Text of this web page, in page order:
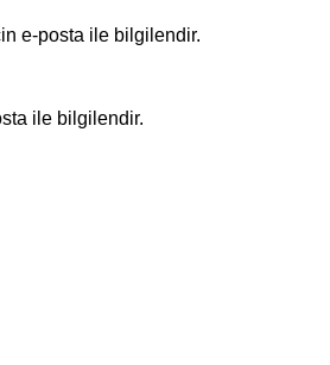
e-posta ile bilgilendir.
ile bilgilendir.